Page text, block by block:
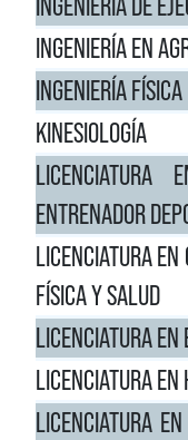
INGENIERÍA EN
INGENIERÍA FÍSICA
KINESIOLOGÍA
ENTRENADOR
LICENCIATURA
FÍSICA Y SALUD
LICENCIATURA EN
LICENCIATURA EN
LICENCIATURA